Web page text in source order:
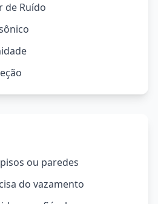
de Ruído
ou paredes
do vazamento